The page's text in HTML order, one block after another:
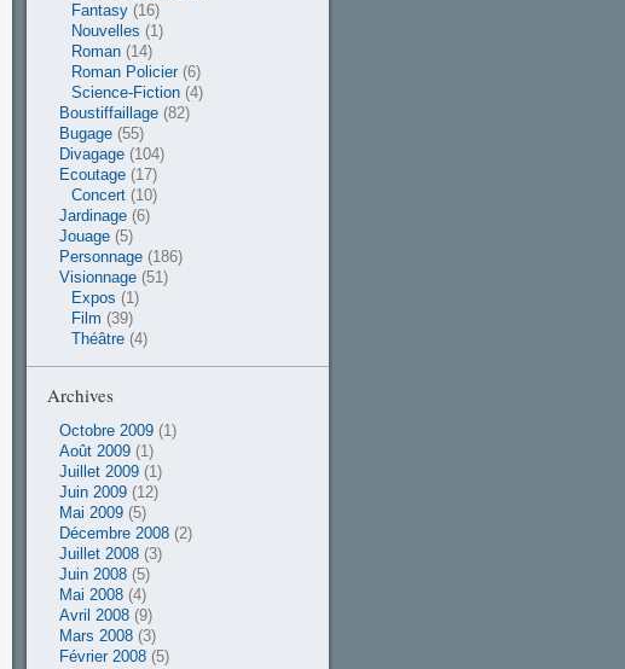
Fantasy (16)
Nouvelles (1)
Roman (14)
Roman Policier (6)
Science-Fiction (4)
Boustiffaillage (82)
Bugage (55)
Divagage (104)
Ecoutage (17)
Concert (10)
Jardinage (6)
Jouage (5)
Personnage (186)
Visionnage (51)
Expos (1)
Film (39)
Théâtre (4)
Archives
Octobre 2009 (1)
Août 2009 (1)
Juillet 2009 (1)
Juin 2009 (12)
Mai 2009 (5)
Décembre 2008 (2)
Juillet 2008 (3)
Juin 2008 (5)
Mai 2008 (4)
Avril 2008 (9)
Mars 2008 (3)
Février 2008 (5)